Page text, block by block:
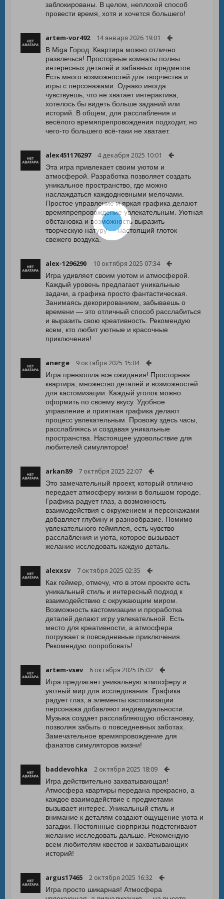
заблокированы. В целом, неплохой способ
провести время, хотя и хочется большего!
artem-vor492 14 января 2026 19:01
В Miga Город: Квартира можно отлично
развлечься! Просторные комнаты полны
интересных деталей и забавных предметов.
Есть много возможностей для творчества и
игры с персонажами. Однако иногда
чувствуешь, что не хватает интерактива,
хотелось бы видеть больше заданий или
историй. В общем, для расслабления и
весёлого времяпрепровождения подходит, но
чего-то большего всё-таки не хватает.
alex451176297 4 декабря 2025 10:01
Эта игра привлекает своим уютом и
атмосферой. Разработка позволяет создать
уникальное пространство, где можно
наслаждаться каждодневными мелочами.
Простое управление и яркая графика делают
времяпрепровождение увлекательным. Уютная
обстановка и возможность выразить
творческую натуру — настоящий глоток
свежего воздуха.
alex-1296290 10 октября 2025 07:34
Игра удивляет своим уютом и атмосферой.
Каждый уровень предлагает уникальные
задачи, а графика просто фантастическая.
Занимаясь декорированием, забываешь о
времени — это отличный способ расслабиться
и выразить свою креативность. Рекомендую
всем, кто любит уютные и красочные
приключения!
anerge 9 октября 2025 15:04
Игра превзошла все ожидания! Просторная
квартира, множество деталей и возможностей
для кастомизации. Каждый уголок можно
оформить по своему вкусу. Удобное
управление и приятная графика делают
процесс увлекательным. Провожу здесь часы,
расслабляясь и создавая уникальные
пространства. Настоящее удовольствие для
любителей симуляторов!
arkan89 7 октября 2025 22:07
Это замечательный проект, который отлично
передает атмосферу жизни в большом городе.
Графика радует глаз, а возможность
взаимодействия с окружением и персонажами
добавляет глубину и разнообразие. Помимо
увлекательного геймплея, есть чувство
расслабления и уюта, которое вызывает
желание исследовать каждую деталь.
alexxsv 7 октября 2025 02:35
Как геймер, отмечу, что в этом проекте есть
уникальный стиль и интересный подход к
взаимодействию с окружающим миром.
Возможность кастомизации и проработка
деталей делают игру увлекательной. Есть
место для креативности, а атмосфера
погружает в повседневные приключения.
Рекомендую попробовать!
artem-vsev 6 октября 2025 05:02
Игра предлагает уникальную атмосферу и
уютный мир для исследования. Графика
радует глаз, а элементы кастомизации
персонажа добавляют индивидуальности.
Музыка создает расслабляющую обстановку,
позволяя забыть о повседневных заботах.
Замечательное времяпровождение для
фанатов симуляторов жизни!
baddevohka 2 октября 2025 18:09
Игра действительно захватывающая!
Атмосфера квартиры передана прекрасно, а
каждое взаимодействие с предметами
вызывает интерес. Уникальный стиль и
внимание к деталям создают ощущение уюта и
загадки. Постоянные сюрпризы подстегивают
желание исследовать дальше. Рекомендую
всем любителям квестов и захватывающих
историй!
argus17465 2 октября 2025 16:32
Игра просто шикарная! Атмосфера